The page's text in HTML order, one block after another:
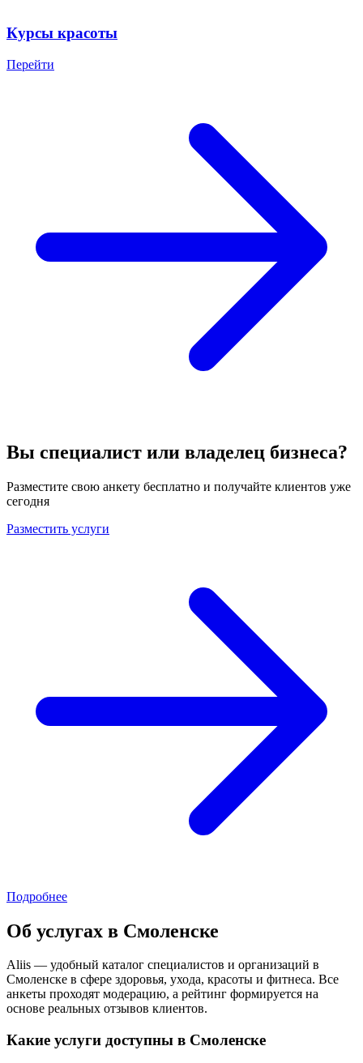
Курсы красоты
Перейти
Вы специалист или владелец бизнеса?
Разместите свою анкету бесплатно и получайте клиентов уже
сегодня
Разместить услуги
Подробнее
Об услугах в Смоленске
Aliis — удобный каталог специалистов и организаций в
Смоленске в сфере здоровья, ухода, красоты и фитнеса. Все
анкеты проходят модерацию, а рейтинг формируется на
основе реальных отзывов клиентов.
Какие услуги доступны в Смоленске